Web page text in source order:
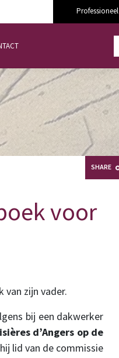
Professioneel
SHARE
voor
van zijn vader.
bij een dakwerker
d’Angers op de
lid van de commissie